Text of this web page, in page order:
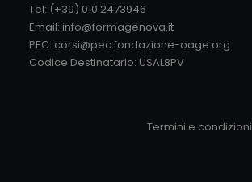
Tel: (+39) 010 2473946
Email: info@formagenova.it
PEC: corsi@pec.fondazione-oage.org
Codice Destinatario: USAL8PV
Termini e condizioni